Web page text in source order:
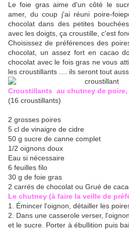
Le foie gras aime d'un côté le
amer, du coup j'ai réuni poire-foie
chocolat dans des petites
avec les doigts, ça croustille, c'est
Choisissez de préférences des
chocolat, un assez fort en cacao
chocolat avec le fois gras ne vous
les croustillants .... ils seront tout
Croustillants au chutney de poire,
(16 croustillants)
2 grosses poires
5 cl de vinaigre de cidre
50 g sucre de canne complet
1/2 oignons doux
Eau si nécessaire
6 feuilles filo
30 g de foie gras
2 carrés de chocolat ou Grué de
Le chutney (à faire la veille de
1. Émincer l'oignon, détailler les
2. Dans une casserole verser,
et le sucre. Porter à ébullition puis